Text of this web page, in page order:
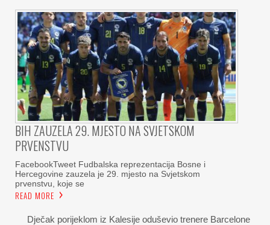
BIH ZAUZELA 29. MJESTO NA SVJETSKOM
PRVENSTVU
FacebookTweet Fudbalska reprezentacija Bosne i
Hercegovine zauzela je 29. mjesto na Svjetskom
prvenstvu, koje se
READ MORE
Dječak porijeklom iz Kalesije oduševio trenere Barcelone